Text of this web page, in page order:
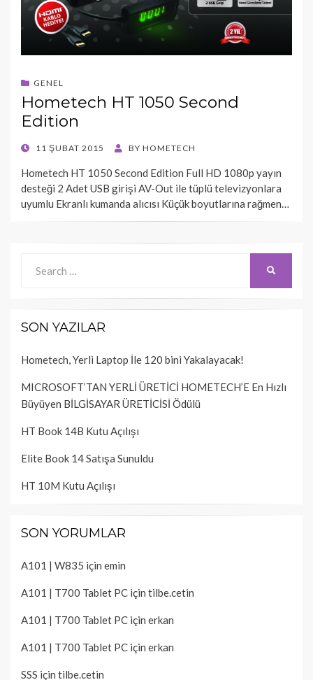
GENEL
Hometech HT 1050 Second
Edition
POSTED
11 ŞUBAT 2015 BY HOMETECH
Hometech HT 1050 Second Edition Full HD 1080p yayın
desteği 2 Adet USB girişi AV-Out ile tüplü televizyonlara
uyumlu Ekranlı kumanda alıcısı Küçük boyutlarına rağmen…
for:
SON YAZILAR
Hometech, Yerli Laptop İle 120 bini Yakalayacak!
MICROSOFT’TAN YERLİ ÜRETİCİ HOMETECH’E En Hızlı
Büyüyen BİLGİSAYAR ÜRETİCİSİ Ödülü
HT Book 14B Kutu Açılışı
Elite Book 14 Satışa Sunuldu
HT 10M Kutu Açılışı
SON YORUMLAR
A101 | W835 için emin
A101 | T700 Tablet PC için tilbe.cetin
A101 | T700 Tablet PC için erkan
A101 | T700 Tablet PC için erkan
SSS için tilbe.cetin